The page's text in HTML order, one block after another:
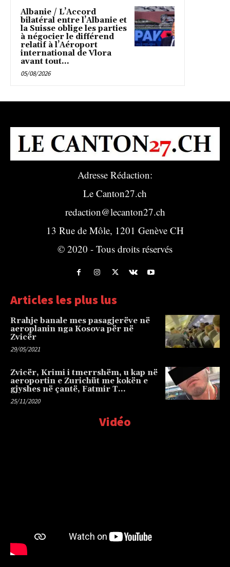
Albanie / L’Accord
bilatéral entre l’Albanie et
la Suisse oblige les parties
à négocier le différend
relatif à l’Aéroport
international de Vlora
avant tout...
05/08/2026
Adresse Rédaction:
Le Canton27.ch
redaction@lecanton27.ch
13 Rue de Môle, 1201 Genève CH
© 2020 - Tous droits réservés
Articles les plus lus
Rrahje banale mes pasagjerëve në
aeroplanin nga Kosova për në
Zvicër
29/05/2021
Zvicër, Krimi i tmerrshëm, u kap në
aeroportin e Zurichüt me kokën e
gjyshes në çantë, Fatmir T…
25/11/2020
Vidéo